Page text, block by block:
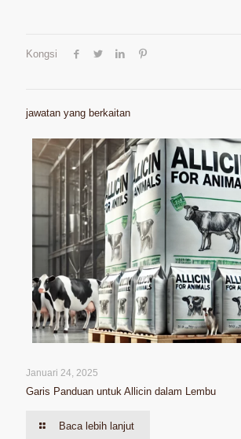
Kongsi
jawatan yang berkaitan
Januari 24, 2025
Garis Panduan untuk Allicin dalam Lembu
Baca lebih lanjut